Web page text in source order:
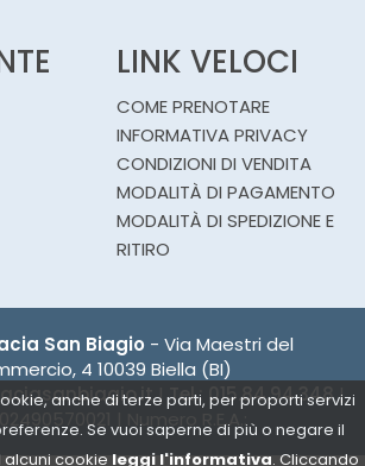
anche di terze parti, per proporti servizi
Se vuoi saperne di più o negare il
cookie leggi l'informativa. Cliccando
LINK VELOCI
COME PRENOTARE
INFORMATIVA PRIVACY
CONDIZIONI DI VENDITA
MODALITÀ DI PAGAMENTO
MODALITÀ DI SPEDIZIONE E
RITIRO
San Biagio - Via Maestri del
4 10039 Biella (BI)
|Tel.: 015.84.94.348|
02490570021 | Numero R.E.A.: